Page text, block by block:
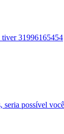
tiver 31996165454
seria possível